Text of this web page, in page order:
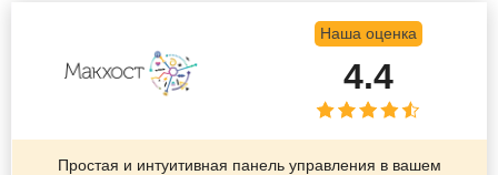
Наша оценка
4.4
Простая и интуитивная панель управления в вашем